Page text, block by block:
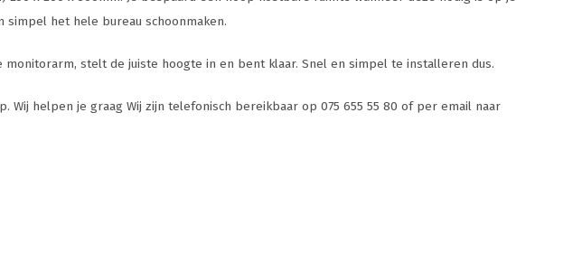
het hele bureau schoonmaken.
stelt de juiste hoogte in en bent klaar. Snel en simpel te installeren dus.
helpen je graag Wij zijn telefonisch bereikbaar op 075 655 55 80 of per email naar